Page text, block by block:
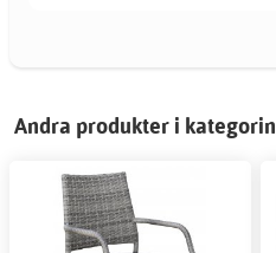
Andra produkter i